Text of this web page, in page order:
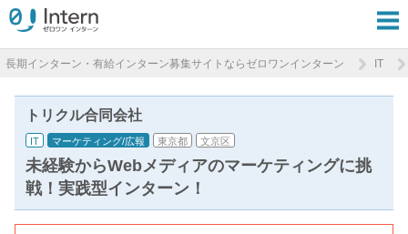
長期インターン・有給インターン募集サイトならゼロワンインターン IT
トリクル合同会社
IT マーケティング/広報 東京都 文京区
未経験からWebメディアのマーケティングに挑
戦！実践型インターン！